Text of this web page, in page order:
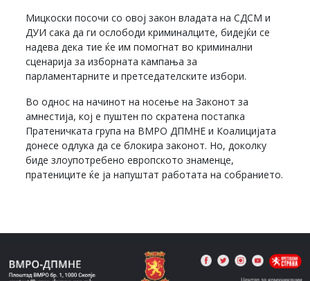
Мицкоски посочи со овој закон владата на СДСМ и
ДУИ сака да ги ослободи криминалците, бидејќи се
надева дека тие ќе им помогнат во криминални
сценарија за изборната кампања за
парламентарните и претседателските избори.
Во однос на начинот на носење на Законот за
амнестија, кој е пуштен по скратена постапка
Пратеничката група на ВМРО ДПМНЕ и Коалицијата
донесе одлука да се блокира законот. Но, доколку
биде злоупотребено европското знаменце,
пратениците ќе ја напуштат работата на собранието.